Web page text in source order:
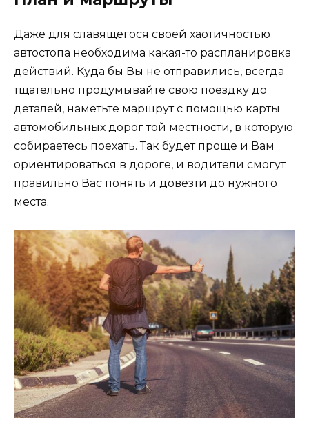
Даже для славящегося своей хаотичностью
автостопа необходима какая-то распланировка
действий. Куда бы Вы не отправились, всегда
тщательно продумывайте свою поездку до
деталей, наметьте маршрут с помощью карты
автомобильных дорог той местности, в которую
собираетесь поехать. Так будет проще и Вам
ориентироваться в дороге, и водители смогут
правильно Вас понять и довезти до нужного
места.